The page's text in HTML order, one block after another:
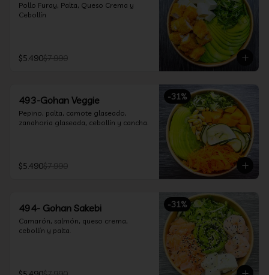
Pollo Furay, Palta, Queso Crema y
Cebollín
$5.490$7.990
-31%
493-Gohan Veggie
Pepino, palta, camote glaseado,
zanahoria glaseada, cebollín y cancha.
$5.490$7.990
-31%
494- Gohan Sakebi
Camarón, salmón, queso crema,
cebollín y palta.